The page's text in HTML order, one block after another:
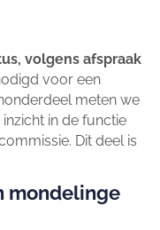
volgens afspraak
voor een
meten we
in de functie
Dit deel is
mondelinge